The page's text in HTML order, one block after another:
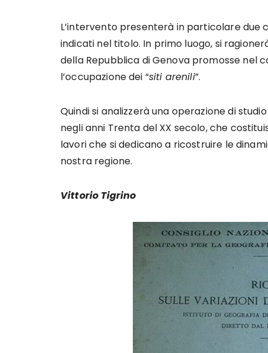
L’intervento presenterà in particolare due
indicati nel titolo. In primo luogo, si
della Repubblica di Genova promosse nel
l’occupazione dei “siti arenili”.
Quindi si analizzerà una operazione di
negli anni Trenta del XX secolo, che
lavori che si dedicano a ricostruire le
nostra regione.
Vittorio Tigrino